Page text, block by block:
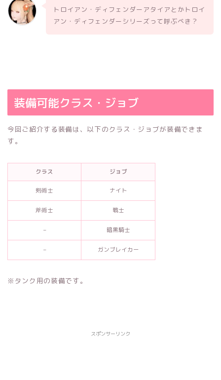
トロイアン・ディフェンダーアタイアとかトロイ
アン・ディフェンダーシリーズって呼ぶべき？
装備可能クラス・ジョブ
今回ご紹介する装備は、以下のクラス・ジョブが装備できま
す。
クラス ジョブ
剣術士 ナイト
斧術士 戦士
– 暗黒騎士
– ガンブレイカー
※タンク用の装備です。
スポンサーリンク